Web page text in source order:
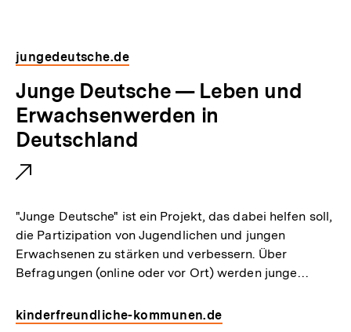
jungedeutsche.de
E
x
t
e
r
n
e
r
L
i
Junge Deutsche — Leben und
Erwachsenwerden in
Deutschland
"Junge Deutsche" ist ein Projekt, das dabei helfen soll,
die Partizipation von Jugendlichen und jungen
Erwachsenen zu stärken und verbessern. Über
Befragungen (online oder vor Ort) werden junge…
kinderfreundliche-kommunen.de